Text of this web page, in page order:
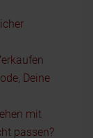
Deine
mit
passen?